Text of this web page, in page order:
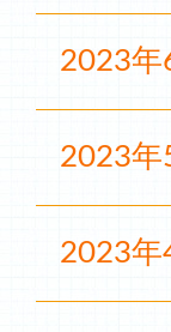
2023年
2023年
2023年